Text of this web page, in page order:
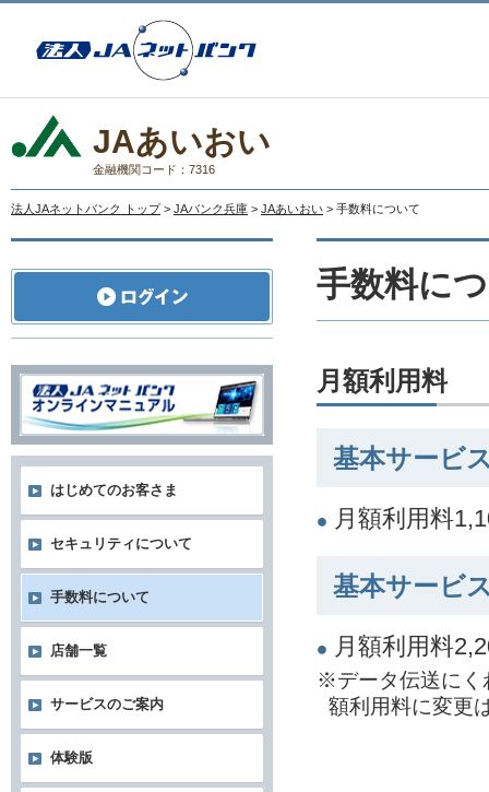
JAあいおい
金融機関コード：7316
法人JAネットバンク トップ > JAバンク兵庫 > JAあいおい > 手数料について
手数料に
月額利用料
基本サービ
月額利用料
基本サービ
月額利用料
※データ伝送にく
額利用料に変更
はじめてのお客さま
セキュリティについて
手数料について
店舗一覧
サービスのご案内
体験版